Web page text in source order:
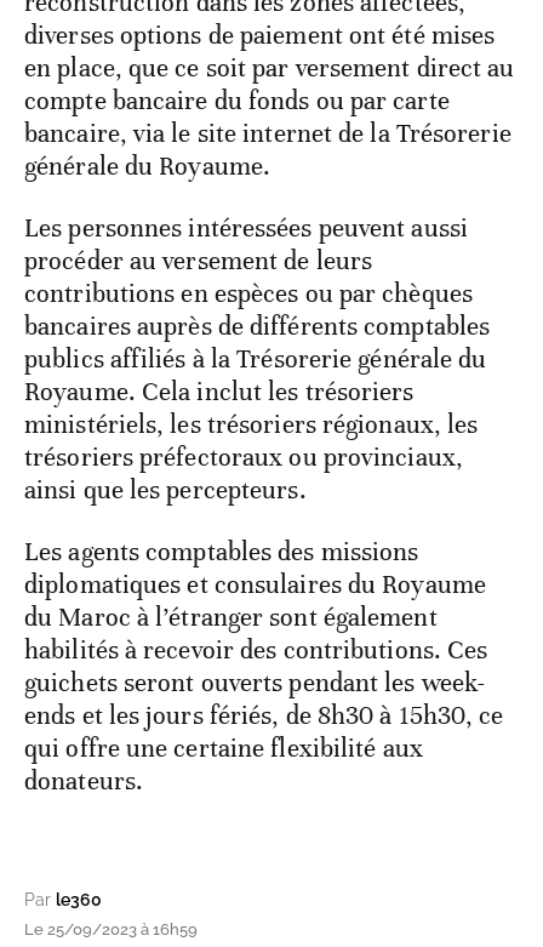
diverses options de paiement ont été mises
en place, que ce soit par versement direct au
compte bancaire du fonds ou par carte
bancaire, via le site internet de la Trésorerie
générale du Royaume.
Les personnes intéressées peuvent aussi
procéder au versement de leurs
contributions en espèces ou par chèques
bancaires auprès de différents comptables
publics affiliés à la Trésorerie générale du
Royaume. Cela inclut les trésoriers
ministériels, les trésoriers régionaux, les
trésoriers préfectoraux ou provinciaux,
ainsi que les percepteurs.
Les agents comptables des missions
diplomatiques et consulaires du Royaume
du Maroc à l’étranger sont également
habilités à recevoir des contributions. Ces
guichets seront ouverts pendant les week-
ends et les jours fériés, de 8h30 à 15h30, ce
qui offre une certaine flexibilité aux
donateurs.
Par le360
Le 25/09/2023 à 16h59